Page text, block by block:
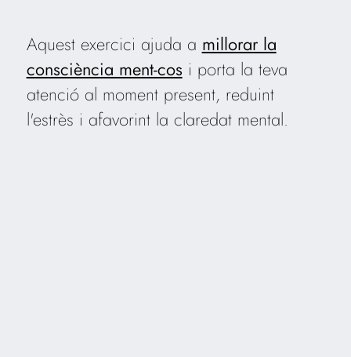
Aquest exercici ajuda a millorar la
consciència ment-cos i porta la teva
atenció al moment present, reduint
l'estrès i afavorint la claredat mental.